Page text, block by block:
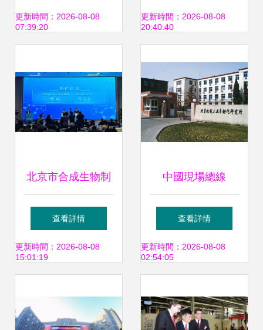
術實力全面開花引
更新時間：2026-08-08
07:39:20
通信技術的未來藍
更新時間：2026-08-08
20:40:40
北京市合成生物制
造技術創新中心啟
動建設，賦能未來
查看詳情
更新時間：2026-08-08
15:01:19
中國現場總線
PROFIBUS技術資
格中心 賦能智能制
查看詳情
更新時間：2026-08-08
02:54:05